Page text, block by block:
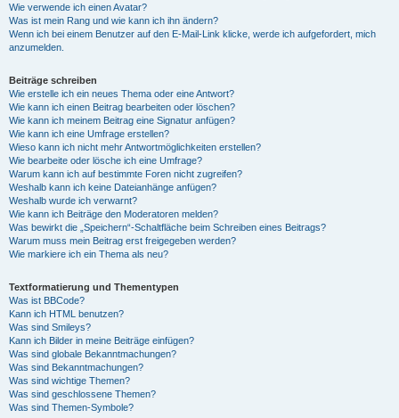
Wie verwende ich einen Avatar?
Was ist mein Rang und wie kann ich ihn ändern?
Wenn ich bei einem Benutzer auf den E-Mail-Link klicke, werde ich aufgefordert, mich
anzumelden.
Beiträge schreiben
Wie erstelle ich ein neues Thema oder eine Antwort?
Wie kann ich einen Beitrag bearbeiten oder löschen?
Wie kann ich meinem Beitrag eine Signatur anfügen?
Wie kann ich eine Umfrage erstellen?
Wieso kann ich nicht mehr Antwortmöglichkeiten erstellen?
Wie bearbeite oder lösche ich eine Umfrage?
Warum kann ich auf bestimmte Foren nicht zugreifen?
Weshalb kann ich keine Dateianhänge anfügen?
Weshalb wurde ich verwarnt?
Wie kann ich Beiträge den Moderatoren melden?
Was bewirkt die „Speichern“-Schaltfläche beim Schreiben eines Beitrags?
Warum muss mein Beitrag erst freigegeben werden?
Wie markiere ich ein Thema als neu?
Textformatierung und Thementypen
Was ist BBCode?
Kann ich HTML benutzen?
Was sind Smileys?
Kann ich Bilder in meine Beiträge einfügen?
Was sind globale Bekanntmachungen?
Was sind Bekanntmachungen?
Was sind wichtige Themen?
Was sind geschlossene Themen?
Was sind Themen-Symbole?